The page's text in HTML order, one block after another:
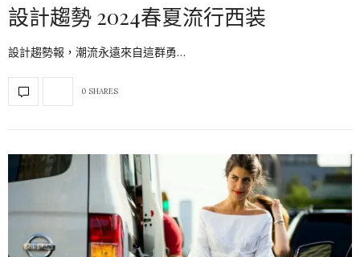
設計趨勢 2024春夏流行西装
設計趨勢報，潮流永遠來自這群勇…
0 SHARES